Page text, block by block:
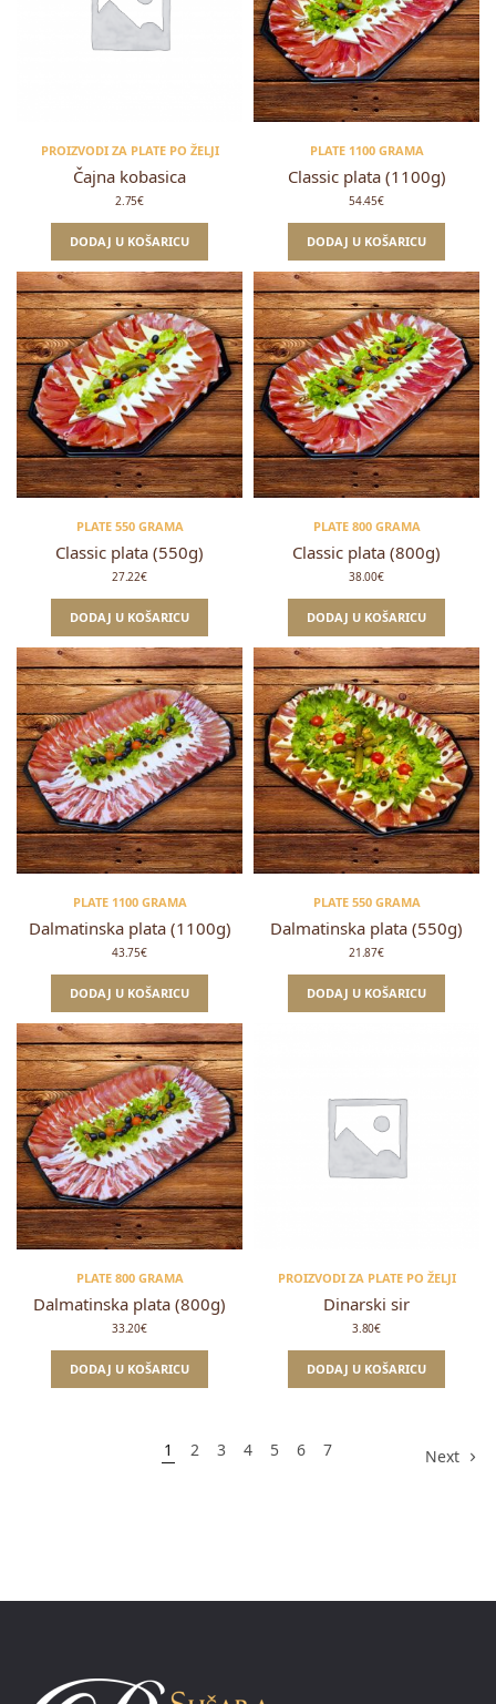
PROIZVODI ZA PLATE PO ŽELJI
Čajna kobasica
2.75€
DODAJ U KOŠARICU
PLATE 1100 GRAMA
Classic plata (1100g)
54.45€
DODAJ U KOŠARICU
PLATE 550 GRAMA
Classic plata (550g)
27.22€
DODAJ U KOŠARICU
PLATE 800 GRAMA
Classic plata (800g)
38.00€
DODAJ U KOŠARICU
PLATE 1100 GRAMA
Dalmatinska plata (1100g)
43.75€
DODAJ U KOŠARICU
PLATE 550 GRAMA
Dalmatinska plata (550g)
21.87€
DODAJ U KOŠARICU
PLATE 800 GRAMA
Dalmatinska plata (800g)
33.20€
DODAJ U KOŠARICU
PROIZVODI ZA PLATE PO ŽELJI
Dinarski sir
3.80€
DODAJ U KOŠARICU
1 2 3 4 5 6 7 Next